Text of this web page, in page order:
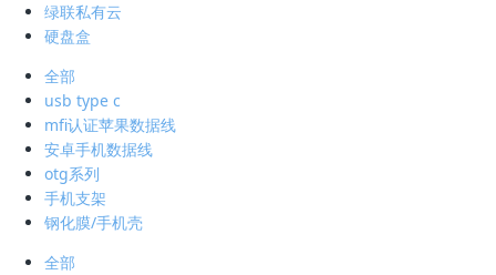
绿联私有云
硬盘盒
全部
usb type c
mfi认证苹果数据线
安卓手机数据线
otg系列
手机支架
钢化膜/手机壳
全部